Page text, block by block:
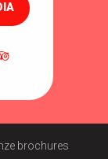
brochures